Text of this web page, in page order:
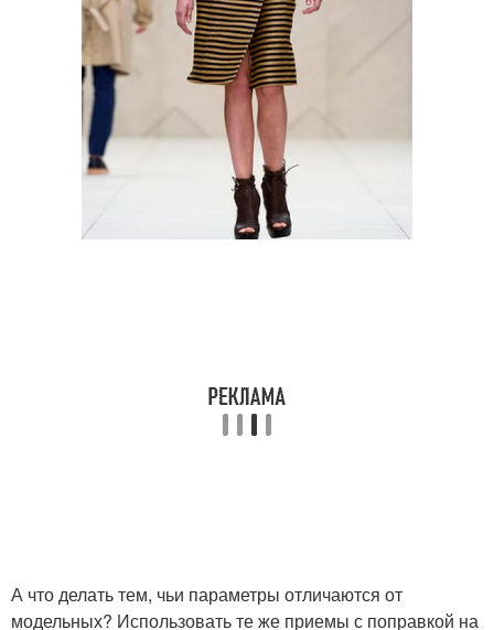
А что делать тем, чьи параметры отличаются от
модельных? Использовать те же приемы с поправкой на